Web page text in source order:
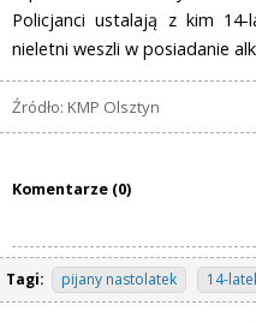
Policjanci ustalają z kim
nieletni weszli w posiadanie
Źródło: KMP Olsztyn
Komentarze (0)
Tagi: pijany nastolatek 14-